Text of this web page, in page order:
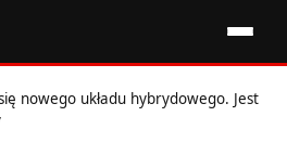
nowego układu hybrydowego. Jest